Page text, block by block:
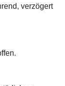
verzögert